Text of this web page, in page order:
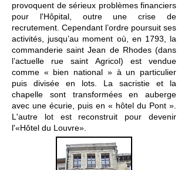
provoquent de sérieux problèmes financiers
pour l'Hôpital, outre une crise de
recrutement. Cependant l’ordre poursuit ses
activités, jusqu’au moment où, en 1793, la
commanderie saint Jean de Rhodes (dans
l’actuelle rue saint Agricol) est vendue
comme « bien national » à un particulier
puis divisée en lots. La sacristie et la
chapelle sont transformées en auberge
avec une écurie, puis en « hôtel du Pont ».
L'autre lot est reconstruit pour devenir
l'«Hôtel du Louvre».